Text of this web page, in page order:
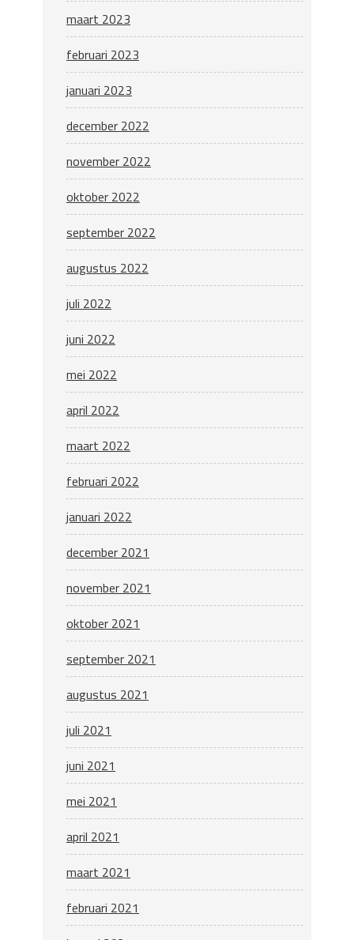
maart 2023
februari 2023
januari 2023
december 2022
november 2022
oktober 2022
september 2022
augustus 2022
juli 2022
juni 2022
mei 2022
april 2022
maart 2022
februari 2022
januari 2022
december 2021
november 2021
oktober 2021
september 2021
augustus 2021
juli 2021
juni 2021
mei 2021
april 2021
maart 2021
februari 2021